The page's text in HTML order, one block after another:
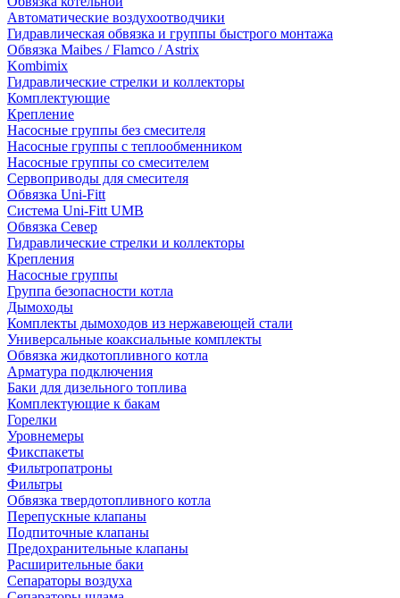
Автоматические воздухоотводчики
Гидравлическая обвязка и группы быстрого монтажа
Обвязка Maibes / Flamco / Astrix
Kombimix
Гидравлические стрелки и коллекторы
Комплектующие
Крепление
Насосные группы без смесителя
Насосные группы с теплообменником
Насосные группы со смесителем
Сервоприводы для смесителя
Обвязка Uni-Fitt
Система Uni-Fitt UMB
Обвязка Север
Гидравлические стрелки и коллекторы
Крепления
Насосные группы
Группа безопасности котла
Дымоходы
Комплекты дымоходов из нержавеющей стали
Универсальные коаксиальные комплекты
Обвязка жидкотопливного котла
Арматура подключения
Баки для дизельного топлива
Комплектующие к бакам
Горелки
Уровнемеры
Фикспакеты
Фильтропатроны
Фильтры
Обвязка твердотопливного котла
Перепускные клапаны
Подпиточные клапаны
Предохранительные клапаны
Расширительные баки
Сепараторы воздуха